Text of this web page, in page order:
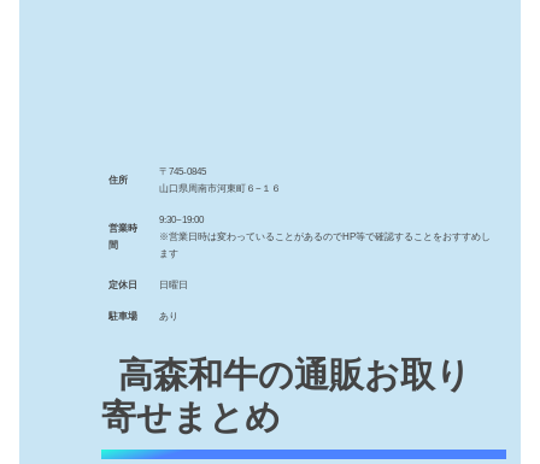
住所
〒745-0845
山口県周南市河東町６−１６
営業時
間
9:30~19:00
※営業日時は変わっていることがあるのでHP等で確認することをおすすめし
ます
定休日 日曜日
駐車場 あり
高森和牛の通販お取り
寄せまとめ